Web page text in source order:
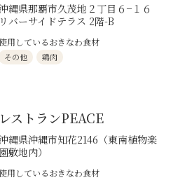
縄県那覇市久茂地２丁目６−１６
リバーサイドテラス 2階-B
用しているおきなわ食材
その他 鶏肉
レストランPEACE
縄県沖縄市知花2146（東南植物楽
園敷地内）
用しているおきなわ食材